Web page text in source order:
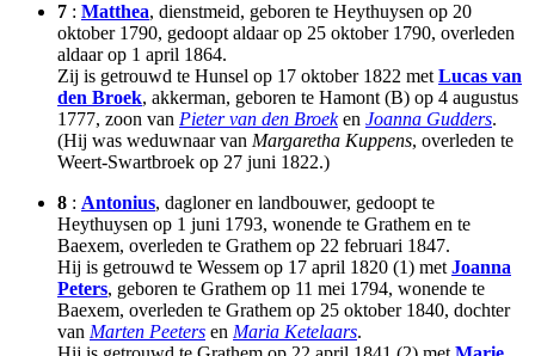
7 : Matthea, dienstmeid, geboren te Heythuysen op 20
oktober 1790, gedoopt aldaar op 25 oktober 1790, overleden
aldaar op 1 april 1864.
Zij is getrouwd te Hunsel op 17 oktober 1822 met Lucas van
den Broek, akkerman, geboren te Hamont (B) op 4 augustus
1777, zoon van Pieter van den Broeken Joanna Gudders.
(Hij was weduwnaar van Margaretha Kuppens, overleden te
Weert-Swartbroek op 27 juni 1822.)
8 : Antonius, dagloner en landbouwer, gedoopt te
Heythuysen op 1 juni 1793, wonende te Grathem en te
Baexem, overleden te Grathem op 22 februari 1847.
Hij is getrouwd te Wessem op 17 april 1820 (1) met Joanna
Peters, geboren te Grathem op 11 mei 1794, wonende te
Baexem, overleden te Grathem op 25 oktober 1840, dochter
van Marten Peeters en Maria Ketelaars.